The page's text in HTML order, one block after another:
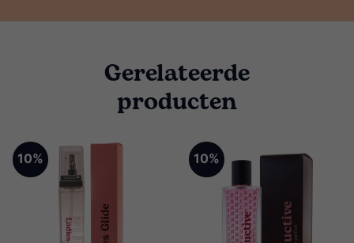
Gerelateerde
producten
10% 10%